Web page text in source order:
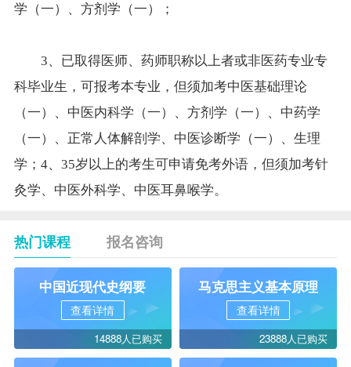
学（一）、方剂学（一）；
3、已取得医师、药师职称以上者或非医药专业专
科毕业生，可报考本专业，但须加考中医基础理论
（一）、中医内科学（一）、方剂学（一）、中药学
（一）、正常人体解剖学、中医诊断学（一）、生理
学；4、35岁以上的考生可申请免考外语，但须加考针
灸学、中医外科学、中医耳鼻喉学。
热门课程 报名咨询
中国近现代史纲要
查看详情
14888人已购买
马克思主义基本原理
查看详情
23888人已购买